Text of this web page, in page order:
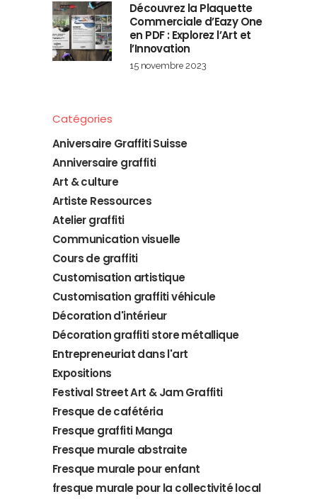
Découvrez la Plaquette
Commerciale d’Eazy One
en PDF : Explorez l’Art et
l’Innovation
15 novembre 2023
Catégories
Aniversaire Graffiti Suisse
Anniversaire graffiti
Art & culture
Artiste Ressources
Atelier graffiti
Communication visuelle
Cours de graffiti
Customisation artistique
Customisation graffiti véhicule
Décoration d'intérieur
Décoration graffiti store métallique
Entrepreneuriat dans l'art
Expositions
Festival Street Art & Jam Graffiti
Fresque de cafétéria
Fresque graffiti Manga
Fresque murale abstraite
Fresque murale pour enfant
fresque murale pour la collectivité local